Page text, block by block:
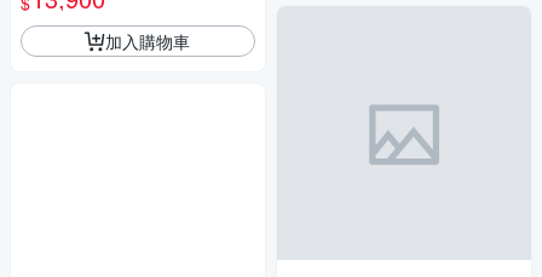
免運 德寶光學 定焦 大光圈
加入購物車